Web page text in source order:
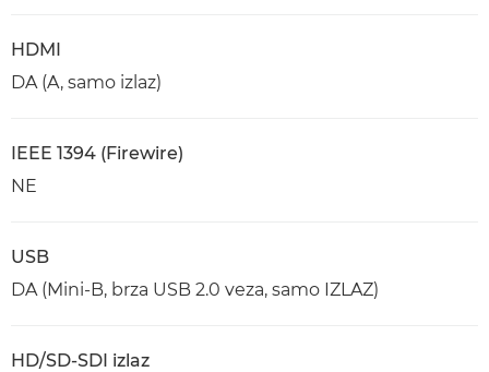
HDMI
DA (A, samo izlaz)
IEEE 1394 (Firewire)
NE
USB
DA (Mini-B, brza USB 2.0 veza, samo IZLAZ)
HD/SD-SDI izlaz